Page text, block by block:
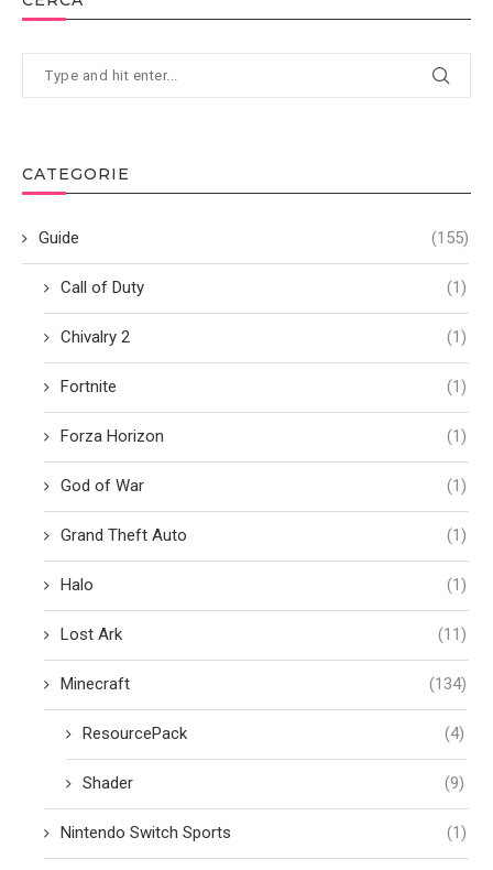
CATEGORIE
Guide (155)
Call of Duty (1)
Chivalry 2 (1)
Fortnite (1)
Forza Horizon (1)
God of War (1)
Grand Theft Auto (1)
Halo (1)
Lost Ark (11)
Minecraft (134)
ResourcePack (4)
Shader (9)
Nintendo Switch Sports (1)